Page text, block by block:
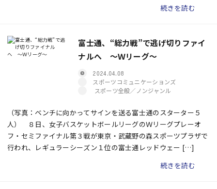
続きを読む
富士通、“総力戦”で逃げ切りファイ
ナルへ 〜Ｗリーグ〜
2024.04.08
スポーツコミュニケーションズ
スポーツ全般／ノンジャンル
（写真：ベンチに向かってサインを送る富士通のスターター５
人） ８日、女子バスケットボールリーグのＷリーグプレーオ
フ・セミファイナル第３戦が東京・武蔵野の森スポーツプラザで
行われ、レギュラーシーズン１位の富士通レッドウェー […]
続きを読む